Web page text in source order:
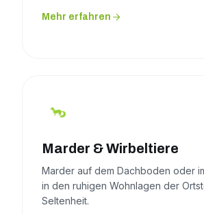
Mehr erfahren
Marder & Wirbeltiere
Marder auf dem Dachboden oder
in den ruhigen Wohnlagen der
Seltenheit.